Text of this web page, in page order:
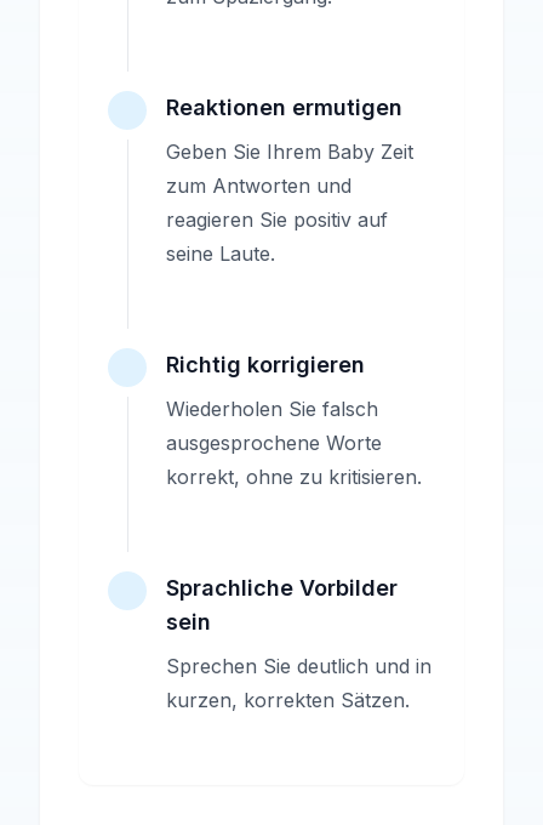
Reaktionen ermutigen
Geben Sie Ihrem Baby Zeit
zum Antworten und
reagieren Sie positiv auf
seine Laute.
Richtig korrigieren
Wiederholen Sie falsch
ausgesprochene Worte
korrekt, ohne zu kritisieren.
Sprachliche Vorbilder
sein
Sprechen Sie deutlich und in
kurzen, korrekten Sätzen.